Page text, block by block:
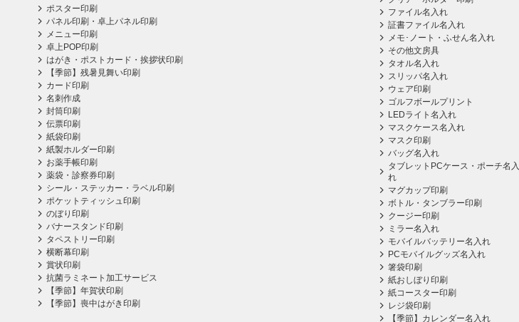
ポスター印刷
パネル印刷・卓上パネル印刷
メニュー印刷
卓上POP印刷
はがき・ポストカード・挨拶状印刷
【季節】残暑見舞い印刷
カード印刷
名刺作成
封筒印刷
伝票印刷
紙袋印刷
紙製ホルダー印刷
お薬手帳印刷
薬袋・診察券印刷
シール・ステッカー・ラベル印刷
ポケットティッシュ印刷
のぼり印刷
バナースタンド印刷
タペストリー印刷
横断幕印刷
賞状印刷
抗菌ラミネート加工サービス
【季節】年賀状印刷
【季節】喪中はがき印刷
ファイル名入れ
証書ファイル名入れ
メモ･ノート・ふせん名入れ
その他文房具
タオル名入れ
スリッパ名入れ
ウェア印刷
ゴルフボールプリント
LEDライト名入れ
マスクケース名入れ
マスク印刷
バッグ名入れ
タブレットPCケース・ポーチ名入
れ
マグカップ印刷
ボトル・タンブラー印刷
クージー印刷
ミラー名入れ
モバイルバッテリー名入れ
PCモバイルグッズ名入れ
箸袋印刷
紙おしぼり印刷
紙コースター印刷
レジ袋印刷
【季節】カレンダー名入れ